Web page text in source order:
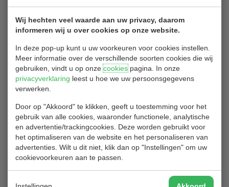
Wij hechten veel waarde aan uw privacy, daarom
informeren wij u over cookies op onze website.
In deze pop-up kunt u uw voorkeuren voor cookies instellen.
Meer informatie over de verschillende soorten cookies die wij
gebruiken, vindt u op onzecookiespagina. In onze
privacyverklaring leest u hoe we uw persoonsgegevens
verwerken.
Door op "Akkoord" te klikken, geeft u toestemming voor het
gebruik van alle cookies, waaronder functionele, analytische
en advertentie/trackingcookies. Deze worden gebruikt voor
het optimaliseren van de website en het personaliseren van
advertenties. Wilt u dit niet, klik dan op "Instellingen" om uw
cookievoorkeuren aan te passen.
1 2 3 … 47 Volgende
Vergeet niet de ALV a.s. dinsdag 18/3!
Dinsdag 18 maart,
20.00
We hopen velen van u te mogen verwelkomen op dinsdag 18